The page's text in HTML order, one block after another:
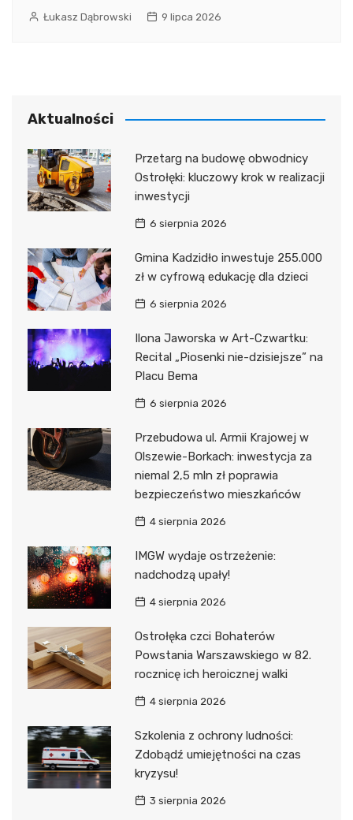
Łukasz Dąbrowski 9 lipca 2026
Aktualności
Przetarg na budowę obwodnicy
Ostrołęki: kluczowy krok w realizacji
inwestycji
6 sierpnia 2026
Gmina Kadzidło inwestuje 255.000
zł w cyfrową edukację dla dzieci
6 sierpnia 2026
Ilona Jaworska w Art-Czwartku:
Recital „Piosenki nie-dzisiejsze” na
Placu Bema
6 sierpnia 2026
Przebudowa ul. Armii Krajowej w
Olszewie-Borkach: inwestycja za
niemal 2,5 mln zł poprawia
bezpieczeństwo mieszkańców
4 sierpnia 2026
IMGW wydaje ostrzeżenie:
nadchodzą upały!
4 sierpnia 2026
Ostrołęka czci Bohaterów
Powstania Warszawskiego w 82.
rocznicę ich heroicznej walki
4 sierpnia 2026
Szkolenia z ochrony ludności:
Zdobądź umiejętności na czas
kryzysu!
3 sierpnia 2026